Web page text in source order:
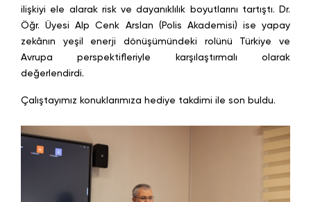
ilişkiyi ele alarak risk ve dayanıklılık boyutlarını tartıştı. Dr.
Öğr. Üyesi Alp Cenk Arslan (Polis Akademisi) ise yapay
zekânın yeşil enerji dönüşümündeki rolünü Türkiye ve
Avrupa perspektifleriyle karşılaştırmalı olarak
değerlendirdi.
Çalıştayımız konuklarımıza hediye takdimi ile son buldu.